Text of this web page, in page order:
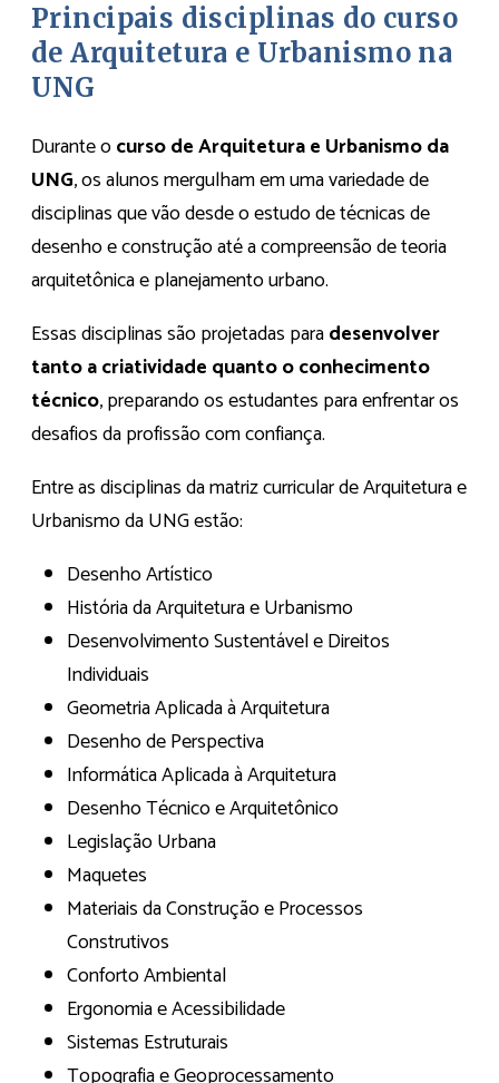
Principais disciplinas do curso
de Arquitetura e Urbanismo na
UNG
Durante ocurso de Arquitetura e Urbanismo da
UNG, os alunos mergulham em uma variedade de
disciplinas que vão desde o estudo de técnicas de
desenho e construção até a compreensão de teoria
arquitetônica e planejamento urbano.
Essas disciplinas são projetadas paradesenvolver
tanto a criatividade quanto o conhecimento
técnico, preparando os estudantes para enfrentar os
desafios da profissão com confiança.
Entre as disciplinas da matriz curricular de Arquitetura e
Urbanismo da UNG estão:
Desenho Artístico
História da Arquitetura e Urbanismo
Desenvolvimento Sustentável e Direitos
Individuais
Geometria Aplicada à Arquitetura
Desenho de Perspectiva
Informática Aplicada à Arquitetura
Desenho Técnico e Arquitetônico
Legislação Urbana
Maquetes
Materiais da Construção e Processos
Construtivos
Conforto Ambiental
Ergonomia e Acessibilidade
Sistemas Estruturais